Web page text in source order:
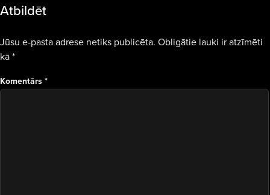
Atbildēt
Jūsu e-pasta adrese netiks publicēta. Obligātie lauki ir atzīmēti
kā*
Komentārs*